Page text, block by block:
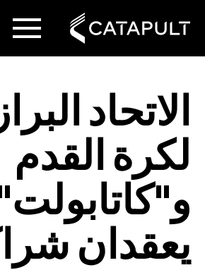
الاتحاد
لكرة القدم
يعقدان